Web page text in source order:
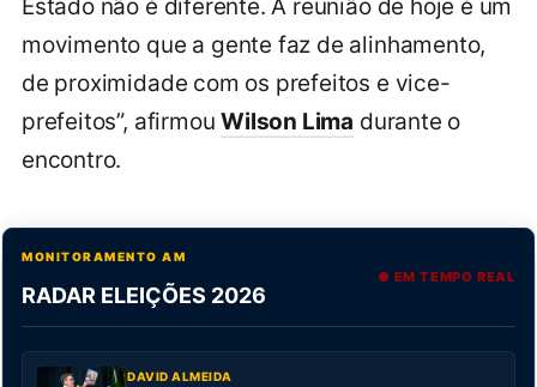
Estado não é diferente. A reunião de hoje é um
movimento que a gente faz de alinhamento,
de proximidade com os prefeitos e vice-
prefeitos”, afirmouWilson Lima durante o
encontro.
MONITORAMENTO AM
RADAR ELEIÇÕES 2026
● EM TEMPO REAL
DAVID ALMEIDA